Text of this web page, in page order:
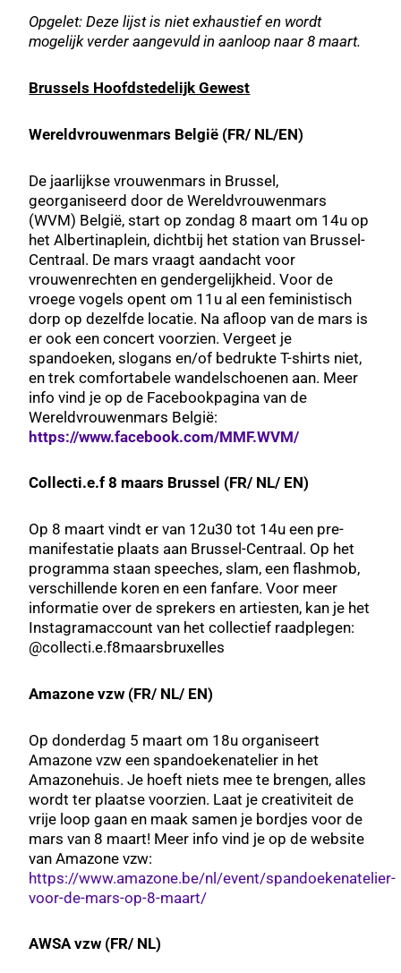
Opgelet: Deze lijst is niet exhaustief en wordt
mogelijk verder aangevuld in aanloop naar 8 maart.
Brussels Hoofdstedelijk Gewest
Wereldvrouwenmars België (FR/ NL/EN)
De jaarlijkse vrouwenmars in Brussel,
georganiseerd door de Wereldvrouwenmars
(WVM) België, start op zondag 8 maart om 14u op
het Albertinaplein, dichtbij het station van Brussel-
Centraal. De mars vraagt aandacht voor
vrouwenrechten en gendergelijkheid. Voor de
vroege vogels opent om 11u al een feministisch
dorp op dezelfde locatie. Na afloop van de mars is
er ook een concert voorzien. Vergeet je
spandoeken, slogans en/of bedrukte T-shirts niet,
en trek comfortabele wandelschoenen aan. Meer
info vind je op de Facebookpagina van de
Wereldvrouwenmars België:
https://www.facebook.com/MMF.WVM/
Collecti.e.f 8 maars Brussel (FR/ NL/ EN)
Op 8 maart vindt er van 12u30 tot 14u een pre-
manifestatie plaats aan Brussel-Centraal. Op het
programma staan speeches, slam, een flashmob,
verschillende koren en een fanfare. Voor meer
informatie over de sprekers en artiesten, kan je het
Instagramaccount van het collectief raadplegen:
@collecti.e.f8maarsbruxelles
Amazone vzw (FR/ NL/ EN)
Op donderdag 5 maart om 18u organiseert
Amazone vzw een spandoekenatelier in het
Amazonehuis. Je hoeft niets mee te brengen, alles
wordt ter plaatse voorzien. Laat je creativiteit de
vrije loop gaan en maak samen je bordjes voor de
mars van 8 maart! Meer info vind je op de website
van Amazone vzw:
https://www.amazone.be/nl/event/spandoekenatelier-
voor-de-mars-op-8-maart/
AWSA vzw (FR/ NL)